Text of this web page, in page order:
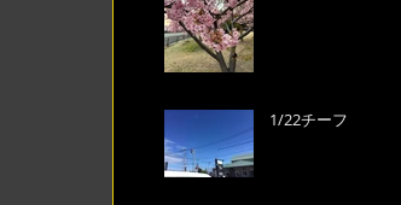
1/22チーフ